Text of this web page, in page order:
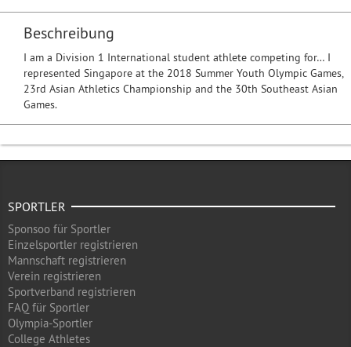
Beschreibung
I am a Division 1 International student athlete competing for… I
represented Singapore at the 2018 Summer Youth Olympic Games,
23rd Asian Athletics Championship and the 30th Southeast Asian
Games.
SPORTLER
Sponsoo für Sportler
Einzelsportler registrieren
Mannschaft registrieren
Verein registrieren
Sportverband registrieren
FAQ für Sportler
Olympia-Sportler
College Athletes